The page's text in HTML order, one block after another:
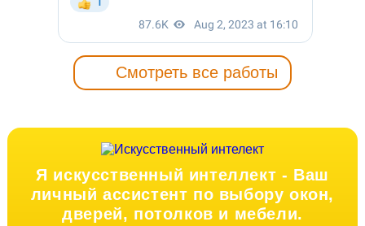
Смотреть все работы
Я искусственный интеллект - Ваш
личный ассистент по выбору окон,
дверей, потолков и мебели.